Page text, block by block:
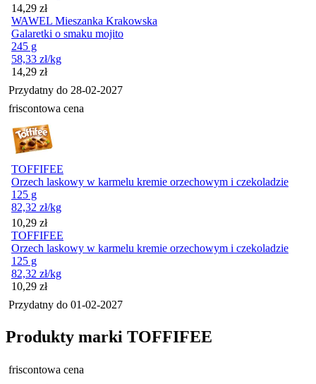
Cena
14,29 zł
WAWEL Mieszanka Krakowska
Galaretki o smaku mojito
245 g
58,33 zł/kg
Cena
14,29 zł
Przydatny do 28-02-2027
friscontowa cena
TOFFIFEE
Orzech laskowy w karmelu kremie orzechowym i czekoladzie
125 g
82,32 zł/kg
Cena
10,29 zł
TOFFIFEE
Orzech laskowy w karmelu kremie orzechowym i czekoladzie
125 g
82,32 zł/kg
Cena
10,29 zł
Przydatny do 01-02-2027
Produkty marki TOFFIFEE
friscontowa cena